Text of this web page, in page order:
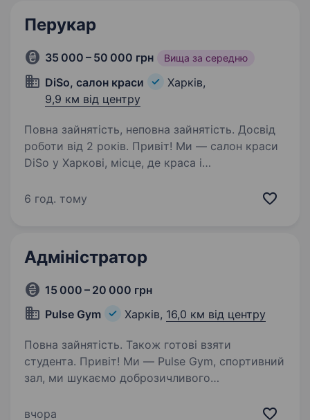
Перукар
35 000 – 50 000 грн Вища за середню
DiSo, салон краси
Харків,
9,9 км від центру
Повна зайнятість, неповна зайнятість. Досвід
роботи від 2 років. Привіт! Ми — салон краси
DiSo у Харкові, місце, де краса і
кожного клієнта. Якщо ти перукар, який цінує
6 год. тому
Адміністратор
15 000 – 20 000 грн
Pulse Gym
Харків, 16,0 км від центру
Повна зайнятість. Також готові взяти
студента. Привіт! Ми — Pulse Gym, спортивний
зал, ми шукаємо доброзичливого
частиною нашої команди. Що робитимеш на
вчора